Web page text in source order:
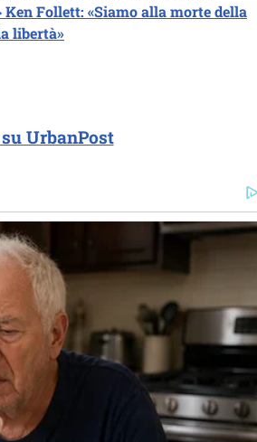
Ken Follett: «Siamo alla morte della
libertà»
UrbanPost